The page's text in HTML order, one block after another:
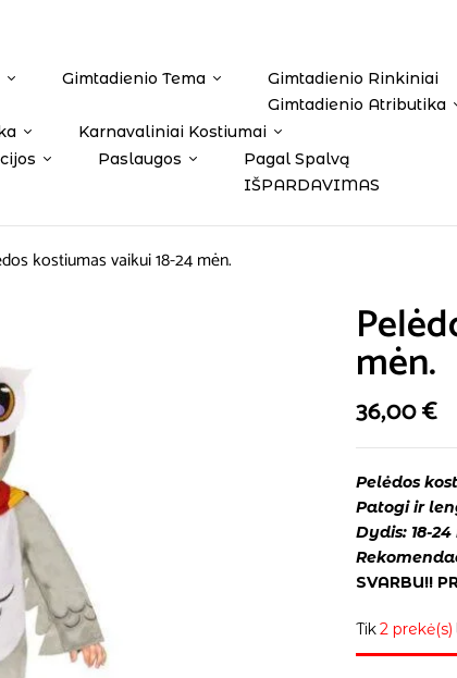
Gimtadienio Tema
Gimtadienio Rinkiniai
Gimtadienio Atributika
Karnavaliniai Kostiumai
Paslaugos
Pagal Spalvą
IŠPARDAVIMAS
kostiumas vaikui 18-24 mėn.
mėn.
36,00€
Pelėdos
Patogi ir
Dydis: 18-24
SVARBU!!
Tik2 prekė(s)